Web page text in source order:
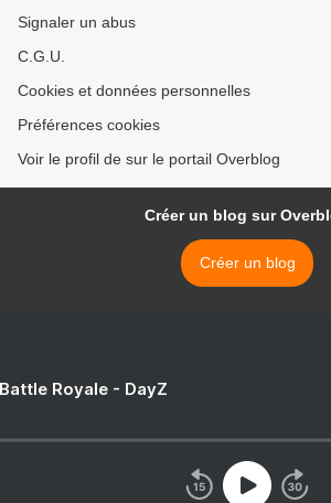
Signaler un abus
C.G.U.
Cookies et données personnelles
Préférences cookies
Voir le profil de sur le portail Overblog
Créer un blog sur
Créer un blog
Royale - DayZ